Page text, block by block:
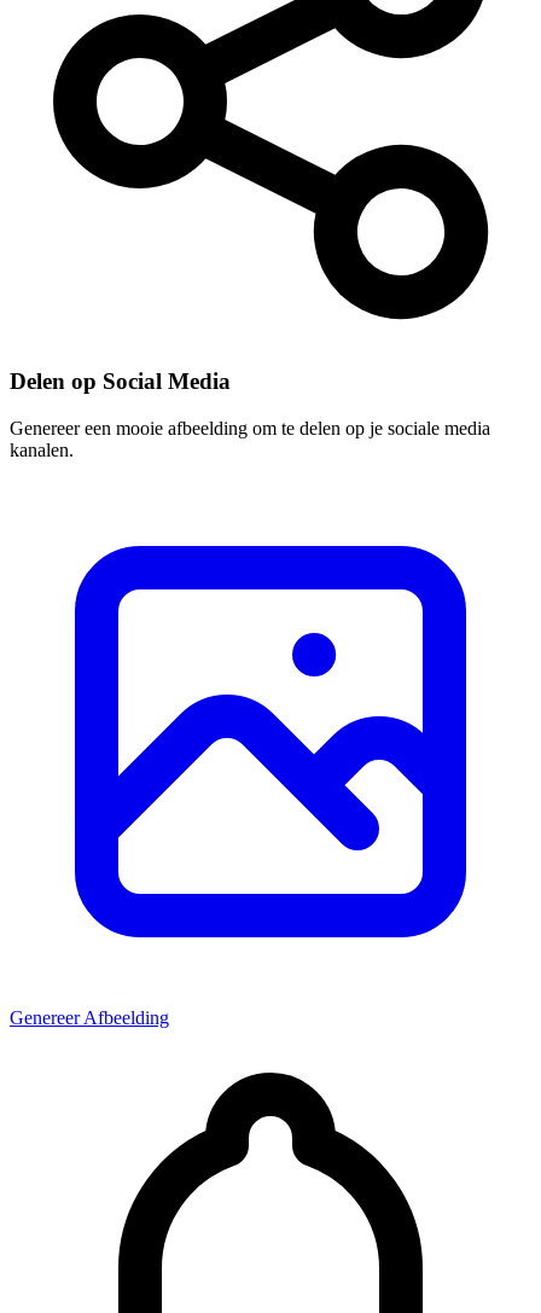
Delen op Social Media
Genereer een mooie afbeelding om te delen op je sociale media
kanalen.
Genereer Afbeelding